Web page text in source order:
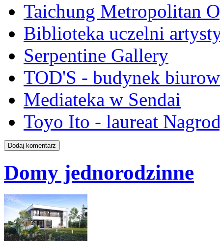
Taichung Metropolitan
Biblioteka uczelni
Serpentine Gallery
TOD'S - budynek
Mediateka w Sendai
Toyo Ito - laureat
Domy jednorodzinne